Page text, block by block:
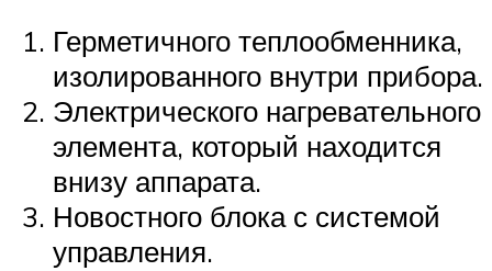
Герметичного теплообменника,
изолированного внутри прибора.
Электрического нагревательного
элемента, который находится
внизу аппарата.
Новостного блока с системой
управления.